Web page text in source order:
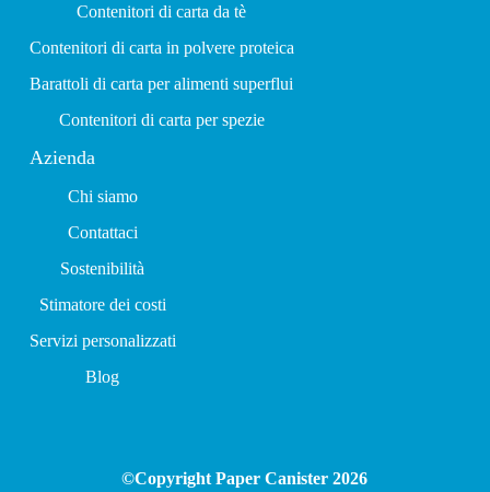
Contenitori di carta da tè
Contenitori di carta in polvere proteica
Barattoli di carta per alimenti superflui
Contenitori di carta per spezie
Azienda
Chi siamo
Contattaci
Sostenibilità
Stimatore dei costi
Servizi personalizzati
Blog
©Copyright Paper Canister 2026